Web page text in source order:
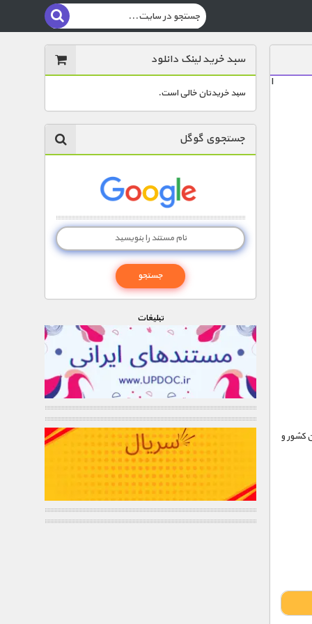
ا
کشور و
سبد خرید لینک دانلود
سبد خریدتان خالی است.
جستجوی گوگل
تبليغات